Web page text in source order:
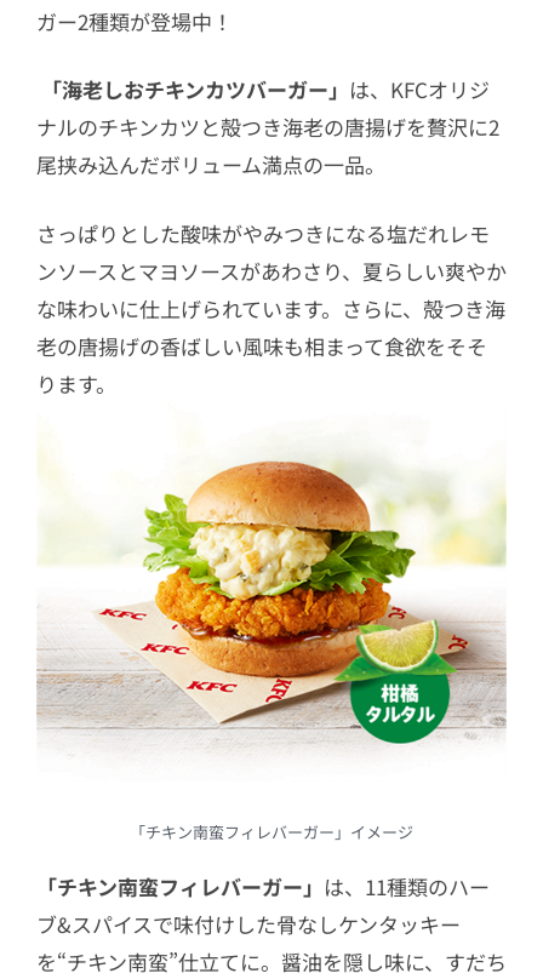
ガー2種類が登場中！
「海老しおチキンカツバーガー」 は、KFCオリジ
ナルのチキンカツと殻つき海老の唐揚げを贅沢に2
尾挟み込んだボリューム満点の一品。
さっぱりとした酸味がやみつきになる塩だれレモ
ンソースとマヨソースがあわさり、夏らしい爽やか
な味わいに仕上げられています。さらに、殻つき海
老の唐揚げの香ばしい風味も相まって食欲をそそ
ります。
「チキン南蛮フィレバーガー」イメージ
「チキン南蛮フィレバーガー」 は、11種類のハー
ブ&スパイスで味付けした骨なしケンタッキー
を“チキン南蛮”仕立てに。醤油を隠し味に、すだち